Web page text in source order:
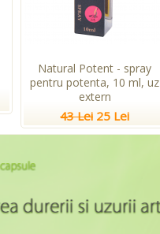
Natural Potent - spray
pentru potenta, 10 ml, uz
extern
43 Lei 25 Lei